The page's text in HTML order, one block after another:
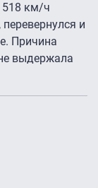
518 км/ч
и
Причина
выдержала